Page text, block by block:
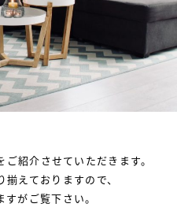
ご紹介させていただきます。
えておりますので、
がご覧下さい。